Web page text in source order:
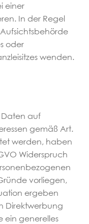
einer
In der Regel
oder
wenden.
Daten auf
gemäß Art.
werden, haben
Widerspruch
vorliegen,
ergeben
Direktwerbung
ein generelles